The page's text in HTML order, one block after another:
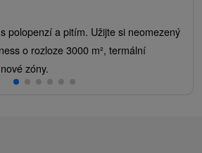
polopenzí a pitím. Užijte si neomezený
o rozloze 3000 m², termální
zóny.